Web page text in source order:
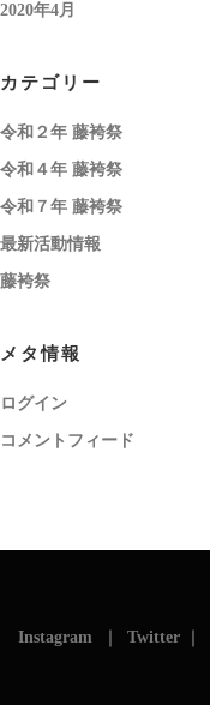
2020年4月
カテゴリー
令和２年 藤袴祭
令和４年 藤袴祭
令和７年 藤袴祭
最新活動情報
藤袴祭
メタ情報
ログイン
コメントフィード
Instagram Twitter